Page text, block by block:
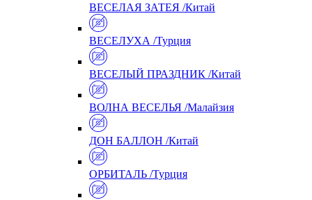
ВЕСЕЛАЯ ЗАТЕЯ /Китай
ВЕСЕЛУХА /Турция
ВЕСЕЛЫЙ ПРАЗДНИК /Китай
ВОЛНА ВЕСЕЛЬЯ /Малайзия
ДОН БАЛЛОН /Китай
ОРБИТАЛЬ /Турция